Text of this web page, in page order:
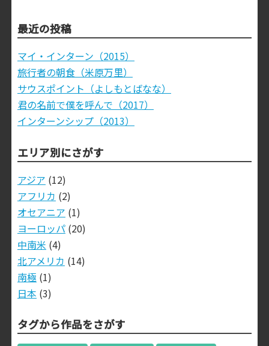
最近の投稿
マイ・インターン（2015）
旅行者の朝食（米原万里）
サウスポイント（よしもとばなな）
君の名前で僕を呼んで（2017）
インターンシップ（2013）
エリア別にさがす
アジア (12)
アフリカ (2)
オセアニア (1)
ヨーロッパ(20)
中南米 (4)
北アメリカ (14)
南極 (1)
日本 (3)
タグから作品をさがす